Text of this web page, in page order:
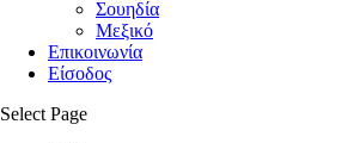
Σουηδία
Μεξικό
Επικοινωνία
Είσοδος
Select Page